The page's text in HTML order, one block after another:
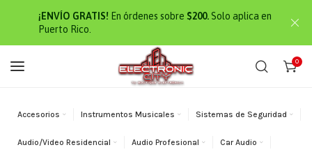
¡ENVÍO GRATIS! En órdenes sobre $200. Solo aplica en
Puerto Rico.
0
Accesorios Instrumentos Musicales Sistemas de Seguridad
Audio/Video Residencial Audio Profesional Car Audio